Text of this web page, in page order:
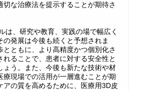
切な治療法を提示することが期待さ
は、研究や教育、実践の場で幅広く
の発展は今後も続くと予想されま
とともに、より高精度かつ個別化さ
れることで、患者に対する安全性と
ょう。また、今後も新たな技術や材
療現場での活用が一層進むことが期
アの質を高めるために、医療用3D皮